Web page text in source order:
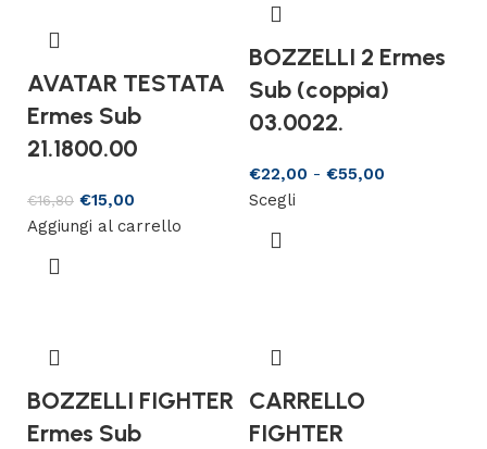
AVATAR TESTATA
Ermes Sub
21.1800.00
€16,80 €15,00
Aggiungi al carrello
BOZZELLI 2 Ermes
Sub (coppia)
03.0022.
€22,00 - €55,00
Scegli
BOZZELLI FIGHTER
Ermes Sub
CARRELLO
FIGHTER